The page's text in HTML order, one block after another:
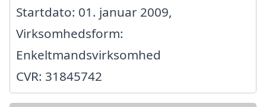
Startdato: 01. januar 2009,
Virksomhedsform:
Enkeltmandsvirksomhed
CVR: 31845742